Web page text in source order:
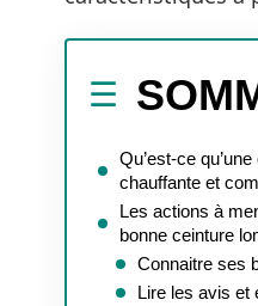
Qu’est-ce
chauffante et
Les actions à
bonne ceinture
Connaitre ses
Lire les avis et